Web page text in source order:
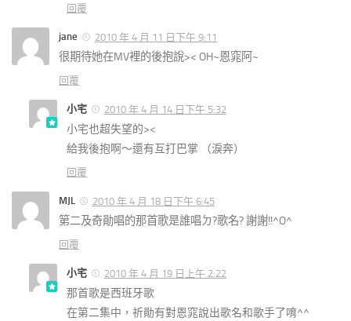
回覆
jane 2010 年 4 月 11 日下午 9:11
很期待她在MV裡的後抱說>< OH~恩窕阿~
回覆
小宅 2010 年 4 月 14 日下午 5:32
小宅也超失望的><
給我後抱啊～還有互打巴掌 （淚奔）
回覆
MJL 2010 年 4 月 18 日下午 6:45
第二及奇勛唱的那首歌是誰唱ㄉ?歌名? 謝謝!!^O^
回覆
小宅 2010 年 4 月 19 日上午 2:22
那首歌是西班牙歌
在第二集中，祈勛有對恩窕說出歌名和歌手了唷^^